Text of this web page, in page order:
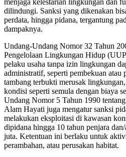
dilindungi. Sanksi yang dikenakan
perdata, hingga pidana, tergantung
dampaknya.
Undang-Undang Nomor 32 Tahun
Pengelolaan Lingkungan Hidup
pelaku usaha tanpa izin lingkungan
administratif, seperti pembekuan atau
tambang terbukti merusak
kondisi seperti semula dengan biaya
Undang Nomor 5 Tahun 1990
Alam Hayati juga mengatur sanksi
melakukan eksploitasi di kawasan
dipidana hingga 10 tahun penjara
juta. Ketentuan ini berlaku untuk
perambahan, atau perusakan habitat.